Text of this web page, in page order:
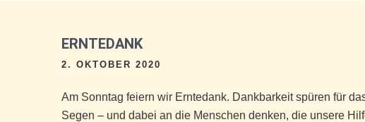
ERNTEDANK
2. OKTOBER 2020
Am Sonntag feiern wir Erntedank. Dankbarkeit spüren für
Segen – und dabei an die Menschen denken, die unsere